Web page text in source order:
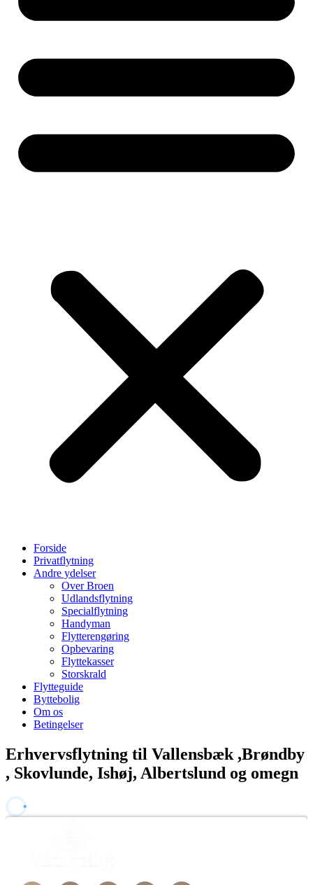
Forside
Privatflytning
Andre ydelser
Over Broen
Udlandsflytning
Specialflytning
Handyman
Flytterengøring
Opbevaring
Flyttekasser
Storskrald
Flytteguide
Byttebolig
Om os
Betingelser
Erhvervsflytning til Vallensbæk ,Brøndby
, Skovlunde, Ishøj, Albertslund og omegn